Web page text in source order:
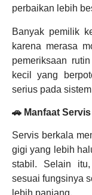
perbaikan lebih
Banyak pemilik
karena merasa
pemeriksaan
kecil yang
serius pada
🚗 Manfaat
Servis berkala
gigi yang lebih
stabil. Selain
sesuai fungsinya